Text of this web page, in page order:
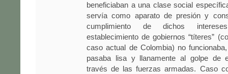
beneficiaban a una clase social
servía como aparato de presión y
cumplimiento de dichos
establecimiento de gobiernos “títeres”
caso actual de Colombia) no
pasaba lisa y llanamente al golpe de
través de las fuerzas armadas. Caso